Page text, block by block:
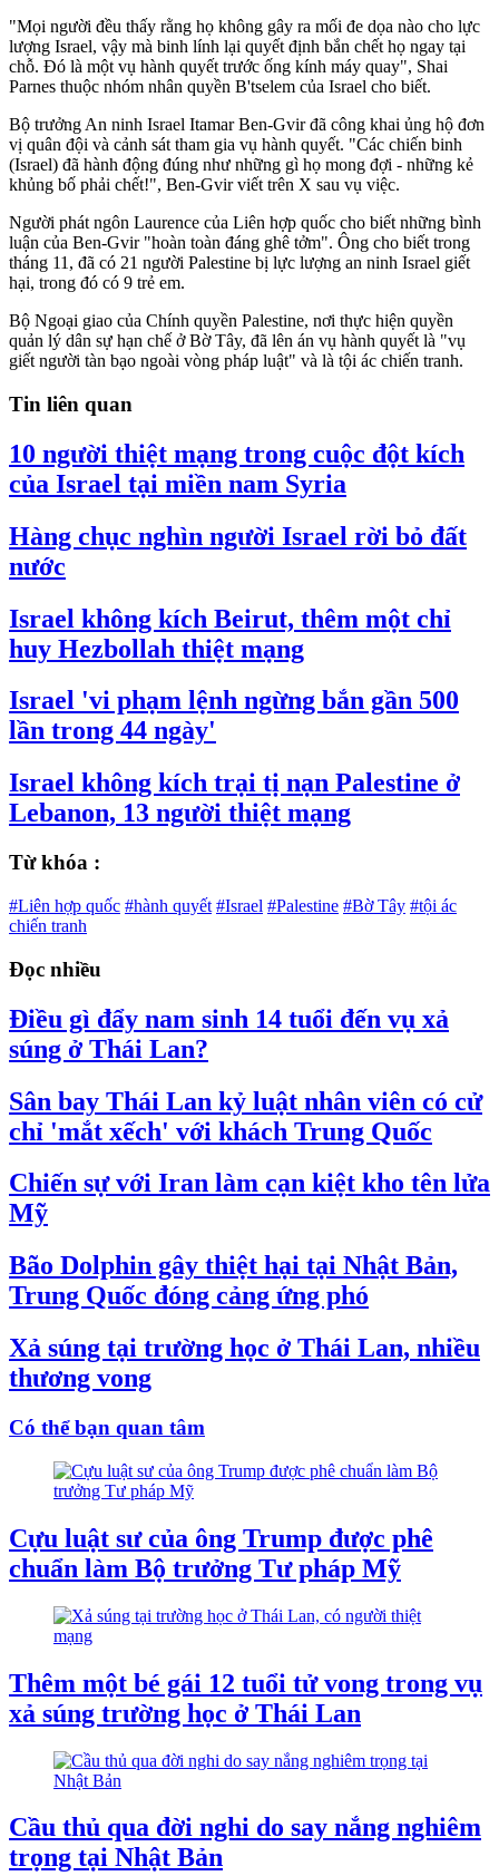
"Mọi người đều thấy rằng họ không gây ra mối đe dọa nào cho lực
lượng Israel, vậy mà binh lính lại quyết định bắn chết họ ngay tại
chỗ. Đó là một vụ hành quyết trước ống kính máy quay", Shai
Parnes thuộc nhóm nhân quyền B'tselem của Israel cho biết.
Bộ trưởng An ninh Israel Itamar Ben-Gvir đã công khai ủng hộ đơn
vị quân đội và cảnh sát tham gia vụ hành quyết. "Các chiến binh
(Israel) đã hành động đúng như những gì họ mong đợi - những kẻ
khủng bố phải chết!", Ben-Gvir viết trên X sau vụ việc.
Người phát ngôn Laurence của Liên hợp quốc cho biết những bình
luận của Ben-Gvir "hoàn toàn đáng ghê tởm". Ông cho biết trong
tháng 11, đã có 21 người Palestine bị lực lượng an ninh Israel giết
hại, trong đó có 9 trẻ em.
Bộ Ngoại giao của Chính quyền Palestine, nơi thực hiện quyền
quản lý dân sự hạn chế ở Bờ Tây, đã lên án vụ hành quyết là "vụ
giết người tàn bạo ngoài vòng pháp luật" và là tội ác chiến tranh.
Tin liên quan
10 người thiệt mạng trong cuộc đột kích
của Israel tại miền nam Syria
Hàng chục nghìn người Israel rời bỏ đất
nước
Israel không kích Beirut, thêm một chỉ
huy Hezbollah thiệt mạng
Israel 'vi phạm lệnh ngừng bắn gần 500
lần trong 44 ngày'
Israel không kích trại tị nạn Palestine ở
Lebanon, 13 người thiệt mạng
Từ khóa :
#Liên hợp quốc #hành quyết #Israel #Palestine #Bờ Tây #tội ác
chiến tranh
Đọc nhiều
Điều gì đẩy nam sinh 14 tuổi đến vụ xả
súng ở Thái Lan?
Sân bay Thái Lan kỷ luật nhân viên có cử
chỉ 'mắt xếch' với khách Trung Quốc
Chiến sự với Iran làm cạn kiệt kho tên lửa
Mỹ
Bão Dolphin gây thiệt hại tại Nhật Bản,
Trung Quốc đóng cảng ứng phó
Xả súng tại trường học ở Thái Lan, nhiều
thương vong
Có thể bạn quan tâm
Cựu luật sư của ông Trump được phê
chuẩn làm Bộ trưởng Tư pháp Mỹ
Thêm một bé gái 12 tuổi tử vong trong vụ
xả súng trường học ở Thái Lan
Cầu thủ qua đời nghi do say nắng nghiêm
trọng tại Nhật Bản